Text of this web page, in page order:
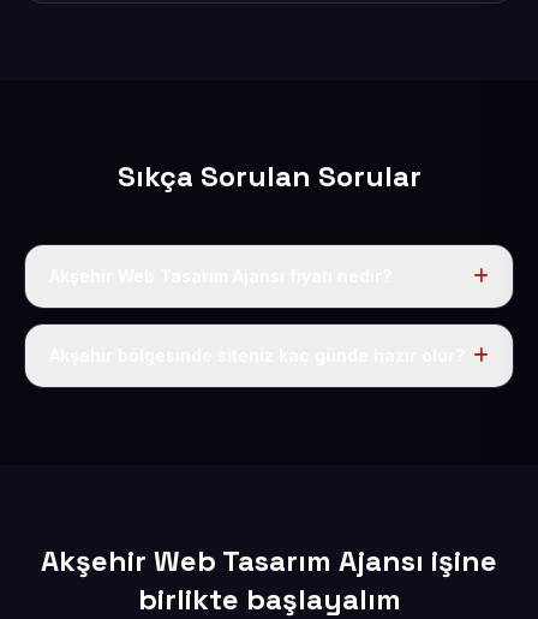
Sıkça Sorulan Sorular
Tek fiyat uygulanır: yıllık 50 USD + KDV. Bu bedele alan
Akşehir Web Tasarım Ajansı işine
birlikte başlayalım